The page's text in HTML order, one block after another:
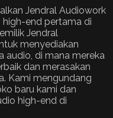
Jendral Audiowork
end pertama di
Jendral
menyediakan
audio, di mana mereka
dan merasakan
Kami mengundang
baru kami dan
high-end di